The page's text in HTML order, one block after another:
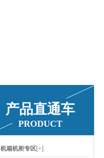
产品直通车
PRODUCT
机箱机柜专区[+]